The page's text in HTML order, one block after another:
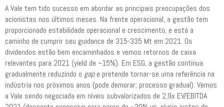
A Vale tem tido sucesso em abordar as principais preocupações dos
acionistas nos últimos meses. Na frente operacional, a gestão tem
proporcionado estabilidade operacional e crescimento, e está a
caminho de cumprir seu guidance de 315-335 Mt em 2021. Os
dividendos estão bem encaminhados e vemos retornos de caixa
relevantes para 2021 (yield de ~15%). Em ESG, a gestão continua
gradualmente reduzindo o gape pretende tornar-se uma referência na
indústria nos próximos anos (pode demorar; processo gradual). Vemos
a Vale sendo negociada em níveis subvalorizados de 2,9x EV/EBITDA